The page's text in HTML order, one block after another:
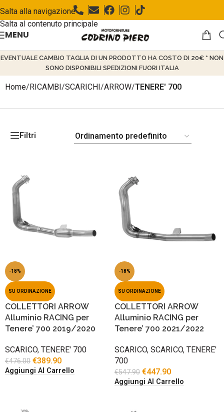
Salta alla navigazione
Salta al contenuto principale
MENU
EVENTUALE CAMBIO TAGLIA DI UN PRODOTTO HA COSTO DI 20€ * NON
SONO DISPONIBILI SPEDIZIONI FUORI ITALIA
Home/RICAMBI/SCARICHI/ARROW/TENERE' 700
Filtri
-18%
SU ORDINAZIONE
COLLETTORI ARROW
Alluminio RACING per
Tenere’ 700 2019/2020
SCARICO, TENERE' 700
€476.00 €389.90
Aggiungi Al Carrello
-18%
SU ORDINAZIONE
COLLETTORI ARROW
Alluminio RACING per
Tenere’ 700 2021/2022
SCARICO, SCARICO, TENERE'
700
€547.90 €447.90
Aggiungi Al Carrello